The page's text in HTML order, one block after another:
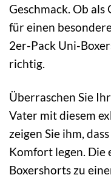
Geschmack. Ob
für einen
2er-Pack Uni-
richtig.
Überraschen Sie
Vater mit diesem
zeigen Sie ihm,
Komfort legen. Die
Boxershorts zu